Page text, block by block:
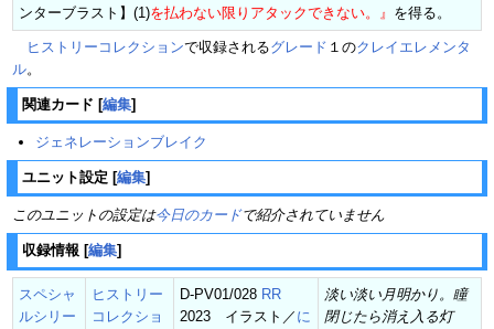
ンターブラスト】(1)を払わない限りアタックできない。』 を得る。
ヒストリーコレクションで収録されるグレード １のクレイエレメンタ
ル。
関連カード [編集]
ジェネレーションブレイク
ユニット設定 [編集]
このユニットの設定は今日のカードで紹介されていません
収録情報 [編集]
スペシャ
ルシリー
ヒストリー
コレクショ
D-PV01/028 RR
2023 イラスト／ に
淡い淡い月明かり。瞳
閉じたら消え入る灯